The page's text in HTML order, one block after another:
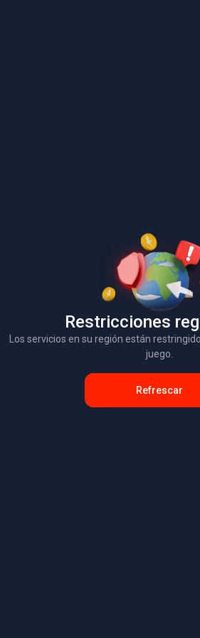
Restricciones
Los servicios en su región están
juego.
Refrescar